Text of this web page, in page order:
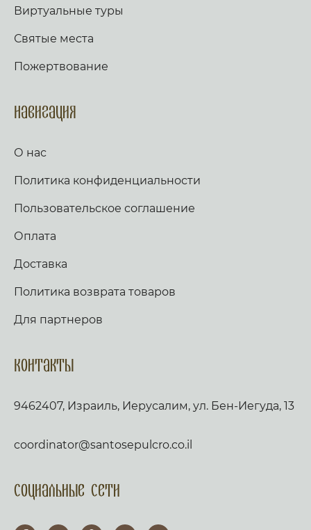
Виртуальные туры
Святые места
Пожертвование
Навигация
О нас
Политика конфиденциальности
Пользовательское соглашение
Оплата
Доставка
Политика возврата товаров
Для партнеров
Контакты
9462407, Израиль, Иерусалим, ул. Бен-Иегуда, 13
coordinator@santosepulcro.co.il
Социальные сети